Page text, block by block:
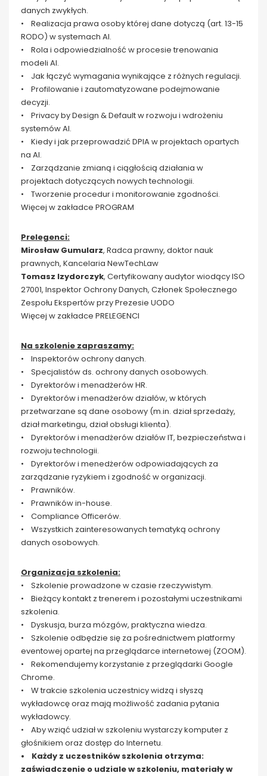
danych zwykłych.
• Realizacja prawa osoby której dane dotyczą (art. 13-15
RODO) w systemach AI.
• Rola i odpowiedzialność w procesie trenowania
modeli AI.
• Jak łączyć wymagania wynikające z różnych regulacji.
• Profilowanie i zautomatyzowane podejmowanie
decyzji.
• Privacy by Design & Default w rozwoju i wdrożeniu
systemów AI.
• Kiedy i jak przeprowadzić DPIA w projektach opartych
na AI.
• Zarządzanie zmianą i ciągłością działania w
projektach dotyczących nowych technologii.
• Tworzenie procedur i monitorowanie zgodności.
Więcej w zakładce PROGRAM
Prelegenci:
Mirosław Gumularz, Radca prawny, doktor nauk
prawnych, Kancelaria NewTechLaw
Tomasz Izydorczyk, Certyfikowany audytor wiodący ISO
27001, Inspektor Ochrony Danych, Członek Społecznego
Zespołu Ekspertów przy Prezesie UODO
Więcej w zakładce PRELEGENCI
Na szkolenie zapraszamy:
• Inspektorów ochrony danych.
• Specjalistów ds. ochrony danych osobowych.
• Dyrektorów i menadżerów HR.
• Dyrektorów i menadżerów działów, w których
przetwarzane są dane osobowy (m.in. dział sprzedaży,
dział marketingu, dział obsługi klienta).
• Dyrektorów i menadżerów działów IT, bezpieczeństwa i
rozwoju technologii.
• Dyrektorów i menedżerów odpowiadających za
zarządzanie ryzykiem i zgodność w organizacji.
• Prawników.
• Prawników in-house.
• Compliance Officerów.
• Wszystkich zainteresowanych tematyką ochrony
danych osobowych.
Organizacja szkolenia:
• Szkolenie prowadzone w czasie rzeczywistym.
• Bieżący kontakt z trenerem i pozostałymi uczestnikami
szkolenia.
• Dyskusja, burza mózgów, praktyczna wiedza.
• Szkolenie odbędzie się za pośrednictwem platformy
eventowej opartej na przeglądarce internetowej (ZOOM).
• Rekomendujemy korzystanie z przeglądarki Google
Chrome.
• W trakcie szkolenia uczestnicy widzą i słyszą
wykładowcę oraz mają możliwość zadania pytania
wykładowcy.
• Aby wziąć udział w szkoleniu wystarczy komputer z
głośnikiem oraz dostęp do Internetu.
• Każdy z uczestników szkolenia otrzyma:
zaświadczenie o udziale w szkoleniu, materiały w